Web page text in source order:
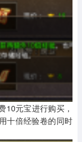
10元宝进行购买，
十倍经验卷的同时